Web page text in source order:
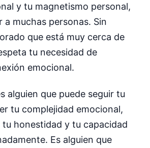
y tu magnetismo personal,
a muchas personas. Sin
que está muy cerca de
tu necesidad de
emocional.
alguien que puede seguir tu
tu complejidad emocional,
tu honestidad y tu capacidad
Es alguien que